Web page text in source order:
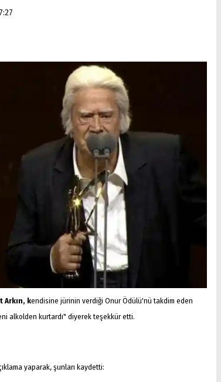
Arkın, kendisine jürinin verdiği Onur Ödülü'nü takdim eden
alkolden kurtardı" diyerek teşekkür etti.
yaparak, şunları kaydetti: